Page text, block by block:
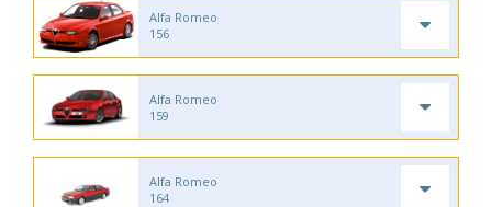
Alfa Romeo
156
Alfa Romeo
159
Alfa Romeo
164